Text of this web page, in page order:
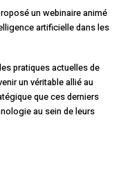
un webinaire animé
artificielle dans les
pratiques actuelles de
un véritable allié au
que ces derniers
au sein de leurs